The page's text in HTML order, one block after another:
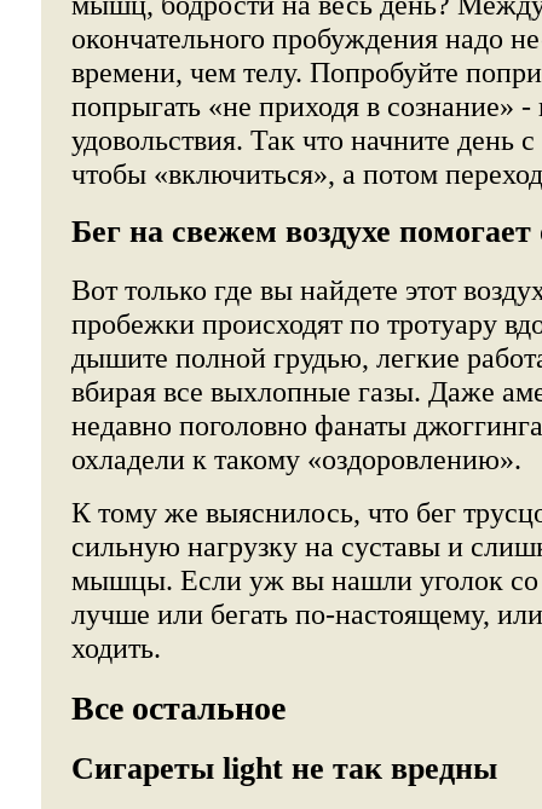
окончательного пробуждения надо
времени, чем телу. Попробуйте
попрыгать «не приходя в сознание»
удовольствия. Так что начните день
чтобы «включиться», а потом
Бег на свежем воздухе помогает
Вот только где вы найдете этот
пробежки происходят по тротуару
дышите полной грудью, легкие
вбирая все выхлопные газы. Даже
недавно поголовно фанаты
охладели к такому «оздоровлению».
К тому же выяснилось, что бег
сильную нагрузку на суставы и
мышцы. Если уж вы нашли уголок со
лучше или бегать по-настоящему,
ходить.
Все остальное
Сигареты light не так вредны